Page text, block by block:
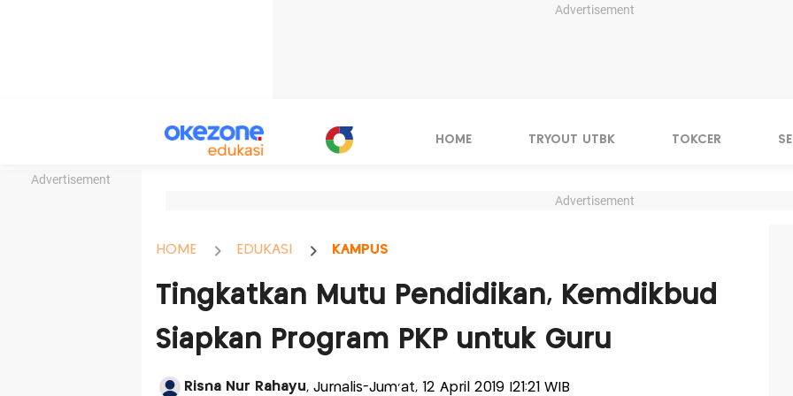
Advertisement
Advertisement
HOME TRYOUT UTBK TOKCER
Advertisement
HOME EDUKASI KAMPUS
Tingkatkan Mutu Pendidikan, Kemdikbud
Siapkan Program PKP untuk Guru
Risna Nur Rahayu, Jurnalis-Jum'at, 12 April 2019 |21:21 WIB